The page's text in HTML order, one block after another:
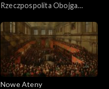
Rzeczpospolita Obojga
tolerancyjne
Nowe Ateny